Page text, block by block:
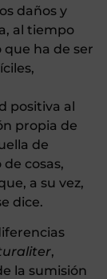
daños y
al tiempo
ha de ser
positiva al
propia de
de
cosas,
a su vez,
dice.
,
la sumisión